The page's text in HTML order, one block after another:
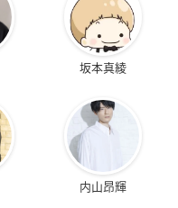
坂本真綾
内山昂輝